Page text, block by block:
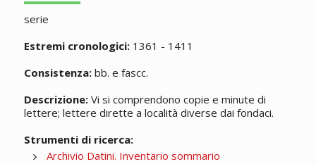
serie
Estremi cronologici:1361 - 1411
Consistenza:bb. e fascc.
Descrizione:Vi si comprendono copie e minute di
lettere; lettere dirette a località diverse dai fondaci.
Strumenti di ricerca:
Archivio Datini. Inventario sommario